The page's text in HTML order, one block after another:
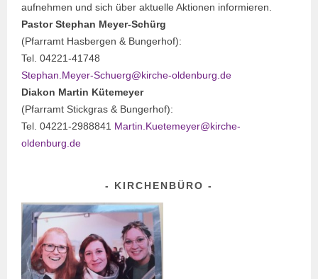
aufnehmen und sich über aktuelle Aktionen informieren.
Pastor Stephan Meyer-Schürg
(Pfarramt Hasbergen & Bungerhof):
Tel. 04221-41748
Stephan.Meyer-Schuerg@kirche-oldenburg.de
Diakon Martin Kütemeyer
(Pfarramt Stickgras & Bungerhof):
Tel. 04221-2988841 Martin.Kuetemeyer@kirche-
oldenburg.de
KIRCHENBÜRO